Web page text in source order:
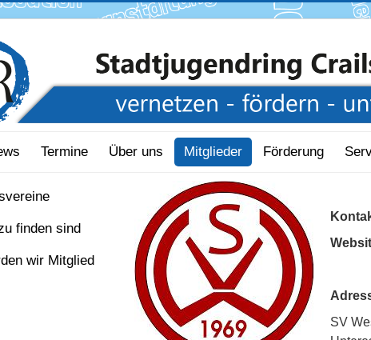
Termine Über uns Mitglieder Förderung
finden sind
wir Mitglied
SV